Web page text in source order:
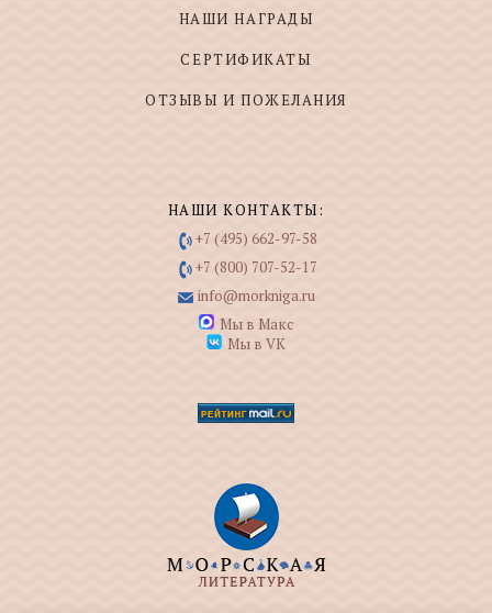
НАШИ НАГРАДЫ
СЕРТИФИКАТЫ
ОТЗЫВЫ И ПОЖЕЛАНИЯ
НАШИ КОНТАКТЫ:
+7 (495) 662-97-58
+7 (800) 707-52-17
info@morkniga.ru
Мы в Макс
Мы в VK